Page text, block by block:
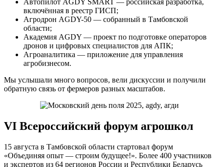
Автопилот AGDY SMART — российская разработка,
включённая в реестр ГИСП;
Агродрон AGDY-50 — собранный в Тамбовской
области;
Академия AGDY — проект по подготовке операторов
дронов и цифровых специалистов для АПК;
Агроаналитика — приложение для управления
агробизнесом.
Мы услышали много вопросов, вели дискуссии и получили
обратную связь от фермеров разных масштабов.
VI Всероссийский форум агрошкол
15 августа в Тамбовской области стартовал форум
«Объединяя опыт — строим будущее!». Более 400 участников
и экспертов из 64 регионов России и Республики Беларусь